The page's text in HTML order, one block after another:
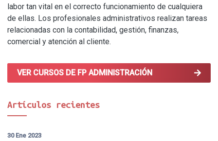
labor tan vital en el correcto funcionamiento de cualquiera
de ellas. Los profesionales administrativos realizan tareas
relacionadas con la contabilidad, gestión, finanzas,
comercial y atención al cliente.
VER CURSOS DE FP ADMINISTRACIÓN
Artículos recientes
30 Ene 2023